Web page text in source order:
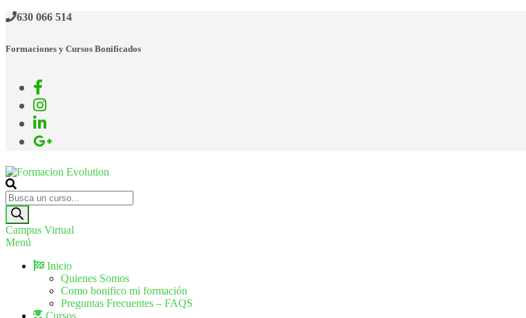
Saltar630 066 514
Formaciones y Cursos Bonificados
Formacion Evolution
Cursos de formación continua
Búsqueda
de
productos
Campus Virtual
Menú
Inicio
Quienes Somos
Como bonifico mi formación
Preguntas Frecuentes – FAQS
Cursos